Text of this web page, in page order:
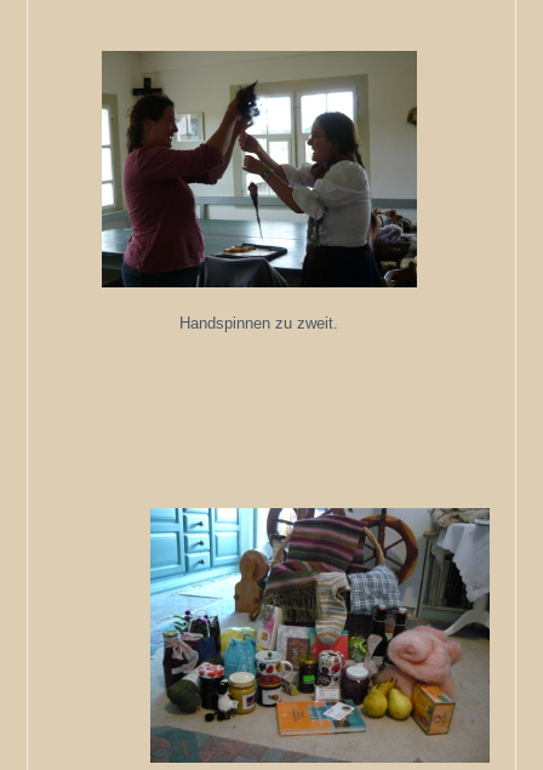
Handspinnen zu zweit.